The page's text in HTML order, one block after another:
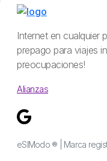
Internet en cualquier
prepago para viajes
preocupaciones!
Alianzas
eSIModo ® | Marca